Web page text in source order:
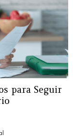
para Seguir